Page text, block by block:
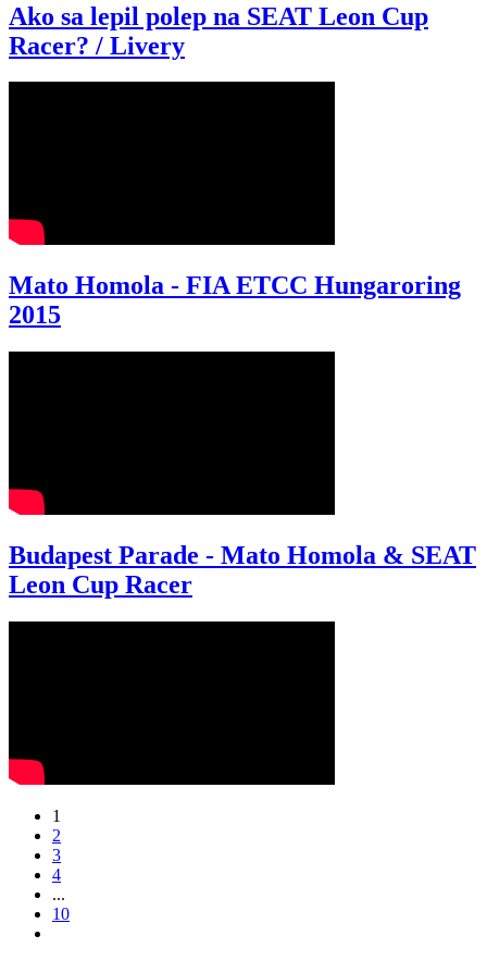
Ako sa lepil polep na SEAT Leon Cup
Racer? / Livery
Mato Homola - FIA ETCC Hungaroring
2015
Budapest Parade - Mato Homola & SEAT
Leon Cup Racer
1
2
3
4
...
10